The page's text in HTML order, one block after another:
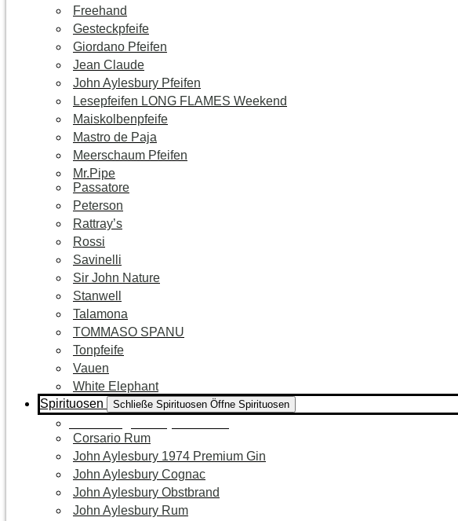
Freehand
Gesteckpfeife
Giordano Pfeifen
Jean Claude
John Aylesbury Pfeifen
Lesepfeifen LONG FLAMES Weekend
Maiskolbenpfeife
Mastro de Paja
Meerschaum Pfeifen
Mr.Pipe
Passatore
Peterson
Rattray’s
Rossi
Savinelli
Sir John Nature
Stanwell
Talamona
TOMMASO SPANU
Tonpfeife
Vauen
White Elephant
Spirituosen
Schließe Spirituosen Öffne Spirituosen
Corsario Rum
John Aylesbury 1974 Premium Gin
John Aylesbury Cognac
John Aylesbury Obstbrand
John Aylesbury Rum